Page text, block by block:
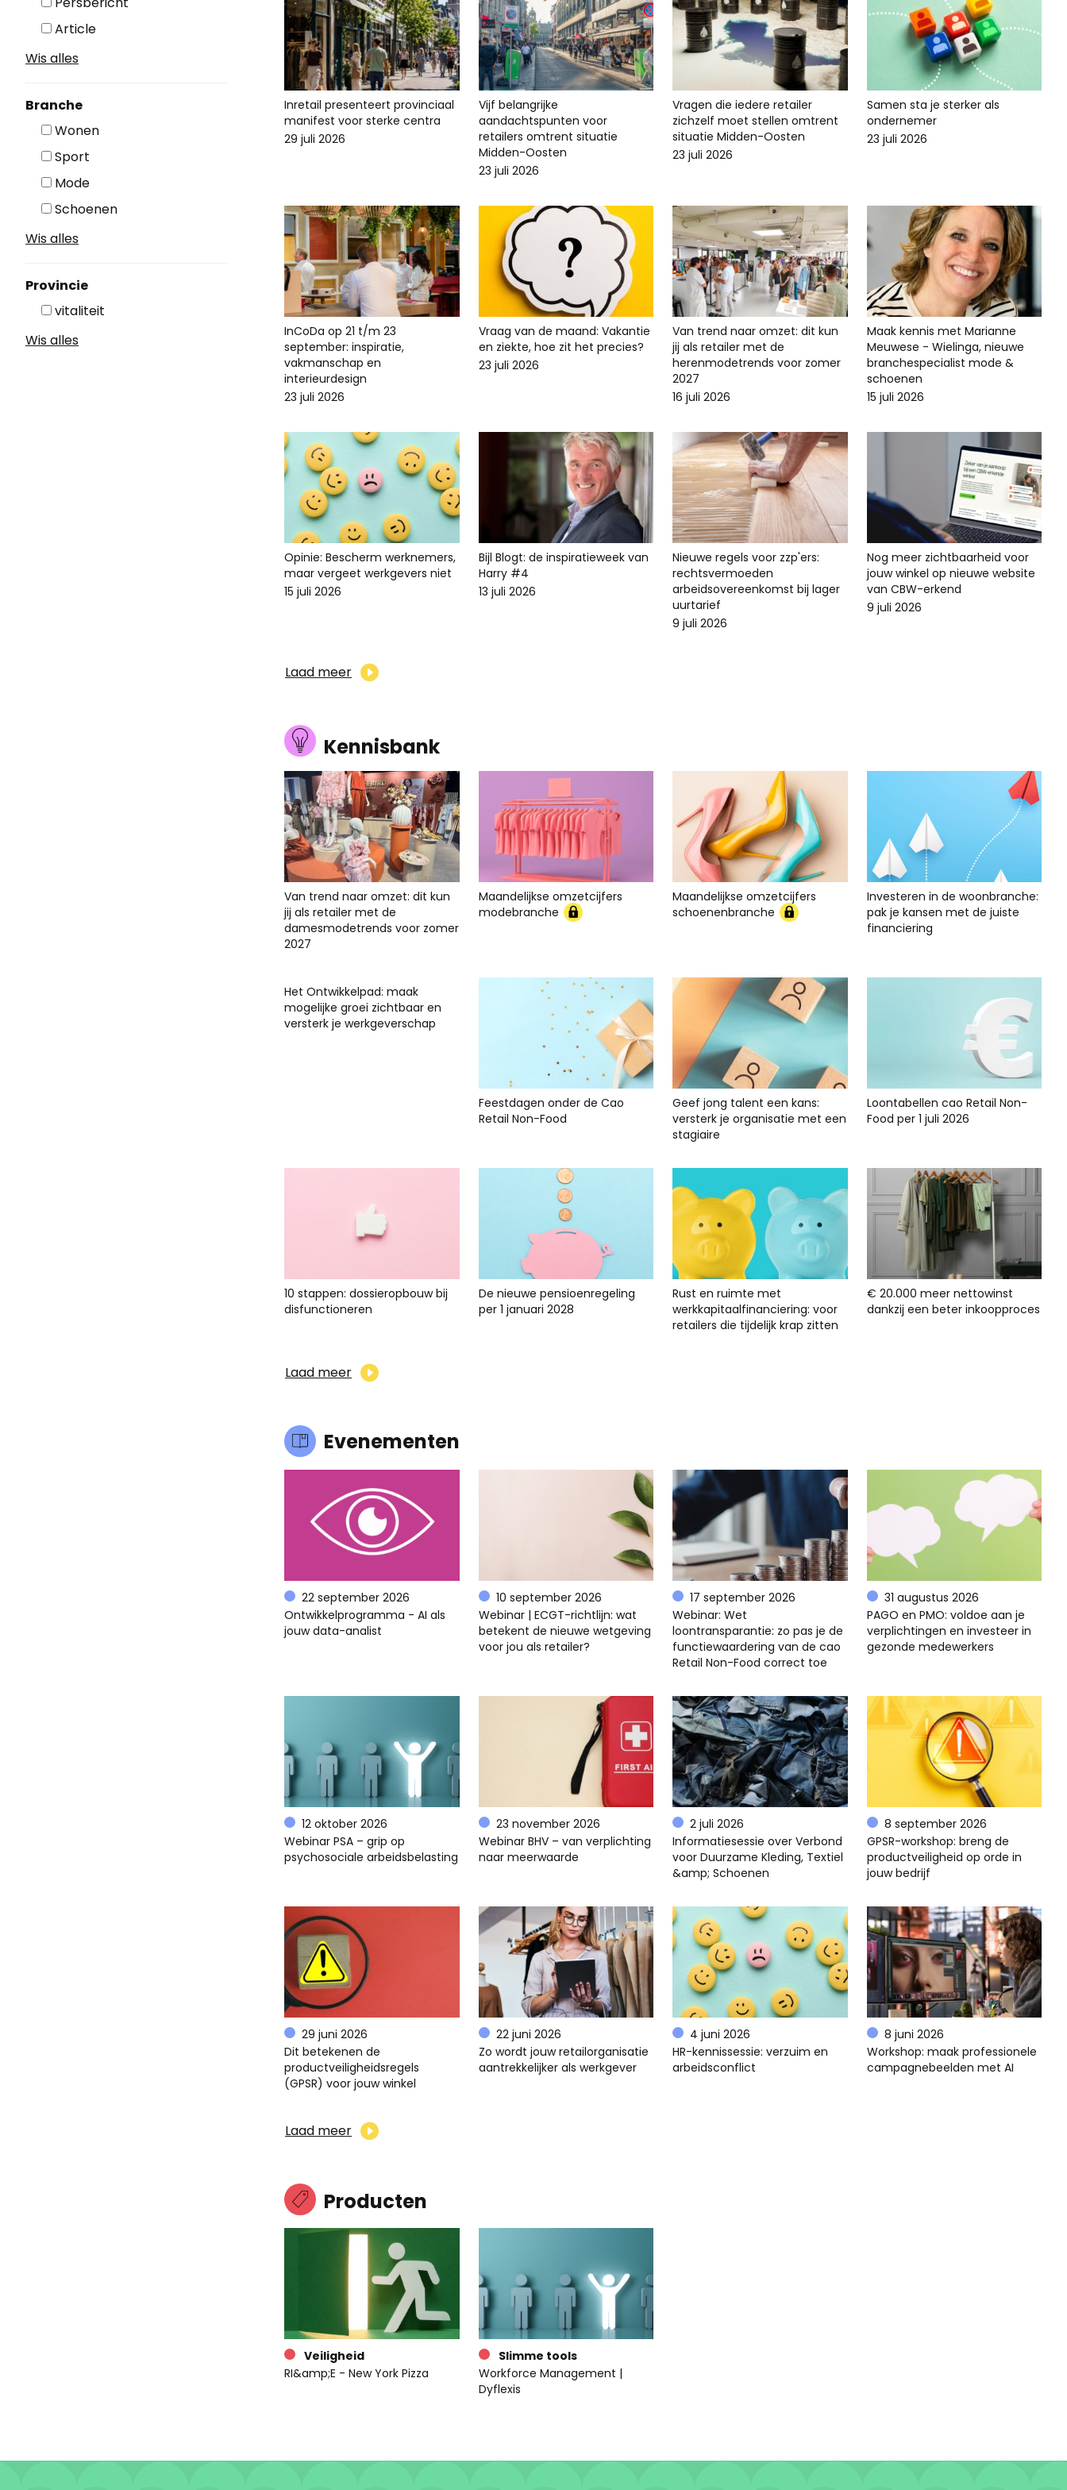
Article
Wis alles
Branche
Wonen
Sport
Mode
Schoenen
Wis alles
Provincie
vitaliteit
Wis alles
Inretail presenteert provinciaal
manifest voor sterke centra
29 juli 2026
Vijf belangrijke
aandachtspunten voor
retailers omtrent situatie
Midden-Oosten
23 juli 2026
Vragen die iedere retailer
zichzelf moet stellen omtrent
situatie Midden-Oosten
23 juli 2026
Samen sta je sterker als
ondernemer
23 juli 2026
InCoDa op 21 t/m 23
september: inspiratie,
vakmanschap en
interieurdesign
23 juli 2026
Vraag van de maand: Vakantie
en ziekte, hoe zit het precies?
23 juli 2026
Van trend naar omzet: dit kun
jij als retailer met de
herenmodetrends voor zomer
2027
16 juli 2026
Maak kennis met Marianne
Meuwese - Wielinga, nieuwe
branchespecialist mode &
schoenen
15 juli 2026
Opinie: Bescherm werknemers,
maar vergeet werkgevers niet
15 juli 2026
Bijl Blogt: de inspiratieweek van
Harry #4
13 juli 2026
Nieuwe regels voor zzp'ers:
rechtsvermoeden
arbeidsovereenkomst bij lager
uurtarief
9 juli 2026
Nog meer zichtbaarheid voor
jouw winkel op nieuwe website
van CBW-erkend
9 juli 2026
Laad meer
Kennisbank
Van trend naar omzet: dit kun
jij als retailer met de
damesmodetrends voor zomer
2027
Maandelijkse omzetcijfers
modebranche
Maandelijkse omzetcijfers
schoenenbranche
Investeren in de woonbranche:
pak je kansen met de juiste
financiering
Het Ontwikkelpad: maak
mogelijke groei zichtbaar en
versterk je werkgeverschap
Feestdagen onder de Cao
Retail Non-Food
Geef jong talent een kans:
versterk je organisatie met een
stagiaire
Loontabellen cao Retail Non-
Food per 1 juli 2026
10 stappen: dossieropbouw bij
disfunctioneren
De nieuwe pensioenregeling
per 1 januari 2028
Rust en ruimte met
werkkapitaalfinanciering: voor
retailers die tijdelijk krap zitten
€ 20.000 meer nettowinst
dankzij een beter inkoopproces
Laad meer
Evenementen
22 september 2026
Ontwikkelprogramma - AI als
jouw data-analist
10 september 2026
Webinar | ECGT-richtlijn: wat
betekent de nieuwe wetgeving
voor jou als retailer?
17 september 2026
Webinar: Wet
loontransparantie: zo pas je de
functiewaardering van de cao
Retail Non-Food correct toe
31 augustus 2026
PAGO en PMO: voldoe aan je
verplichtingen en investeer in
gezonde medewerkers
12 oktober 2026
Webinar PSA – grip op
psychosociale arbeidsbelasting
23 november 2026
Webinar BHV – van verplichting
naar meerwaarde
2 juli 2026
Informatiesessie over Verbond
voor Duurzame Kleding, Textiel
&amp; Schoenen
8 september 2026
GPSR-workshop: breng de
productveiligheid op orde in
jouw bedrijf
29 juni 2026
Dit betekenen de
productveiligheidsregels
(GPSR) voor jouw winkel
22 juni 2026
Zo wordt jouw retailorganisatie
aantrekkelijker als werkgever
4 juni 2026
HR-kennissessie: verzuim en
arbeidsconflict
8 juni 2026
Workshop: maak professionele
campagnebeelden met AI
Laad meer
Producten
Veiligheid
RI&amp;E - New York Pizza
Slimme tools
Workforce Management |
Dyflexis